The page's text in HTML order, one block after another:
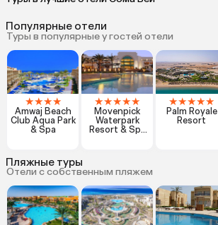
Популярные отели
Туры в популярные у гостей отели
★★★★
Amwaj Beach
Club Aqua Park
& Spa
★★★★★
Movenpick
Waterpark
Resort & Spa
★★★★★
Palm Royale
Resort
Пляжные туры
Отели с собственным пляжем